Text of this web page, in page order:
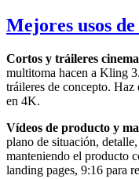
Mejores usos
Cortos y tráileres
multitoma hacen a Kling
tráileres de concepto.
en 4K.
Vídeos de producto y
plano de situación,
manteniendo el producto
landing pages, 9:16 para